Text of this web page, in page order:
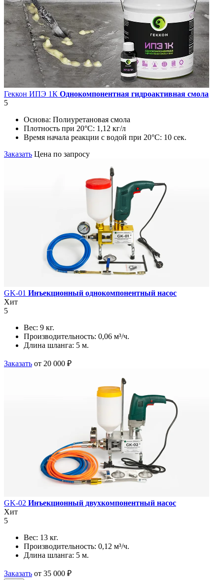
Геккон ИПЭ 1К Однокомпонентная гидроактивная смола
5
Основа: Полиуретановая смола
Плотность при 20°C: 1,12 кг/л
Время начала реакции с водой при 20°С: 10 сек.
Заказать Цена по запросу
GK-01 Инъекционный однокомпонентный насос
Хит
5
Вес: 9 кг.
Производительность: 0,06 м³/ч.
Длина шланга: 5 м.
Заказать от 20 000 ₽
GK-02 Инъекционный двухкомпонентный насос
Хит
5
Вес: 13 кг.
Производительность: 0,12 м³/ч.
Длина шланга: 5 м.
Заказать от 35 000 ₽